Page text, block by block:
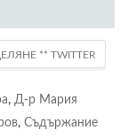
, Д-р Мария
, Съдържание